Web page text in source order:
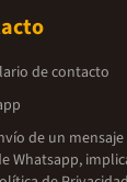
de contacto
de un
Whatsapp,